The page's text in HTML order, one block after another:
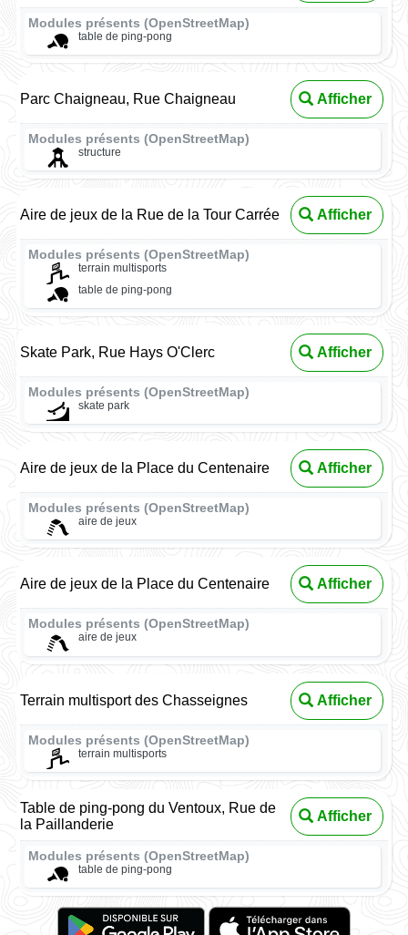
Modules présents (OpenStreetMap)
table de ping-pong
Parc Chaigneau, Rue Chaigneau Afficher
Modules présents (OpenStreetMap)
structure
Aire de jeux de la Rue de la Tour Carrée Afficher
Modules présents (OpenStreetMap)
terrain multisports
table de ping-pong
Skate Park, Rue Hays O'Clerc Afficher
Modules présents (OpenStreetMap)
skate park
Aire de jeux de la Place du Centenaire Afficher
Modules présents (OpenStreetMap)
aire de jeux
Aire de jeux de la Place du Centenaire Afficher
Modules présents (OpenStreetMap)
aire de jeux
Terrain multisport des Chasseignes Afficher
Modules présents (OpenStreetMap)
terrain multisports
Table de ping-pong du Ventoux, Rue de
la Paillanderie
Afficher
Modules présents (OpenStreetMap)
table de ping-pong